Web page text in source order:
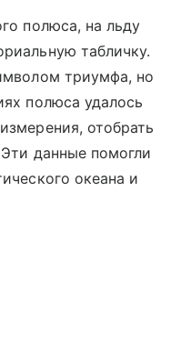
полюса, на льду
табличку.
триумфа, но
полюса удалось
отобрать
данные помогли
океана и